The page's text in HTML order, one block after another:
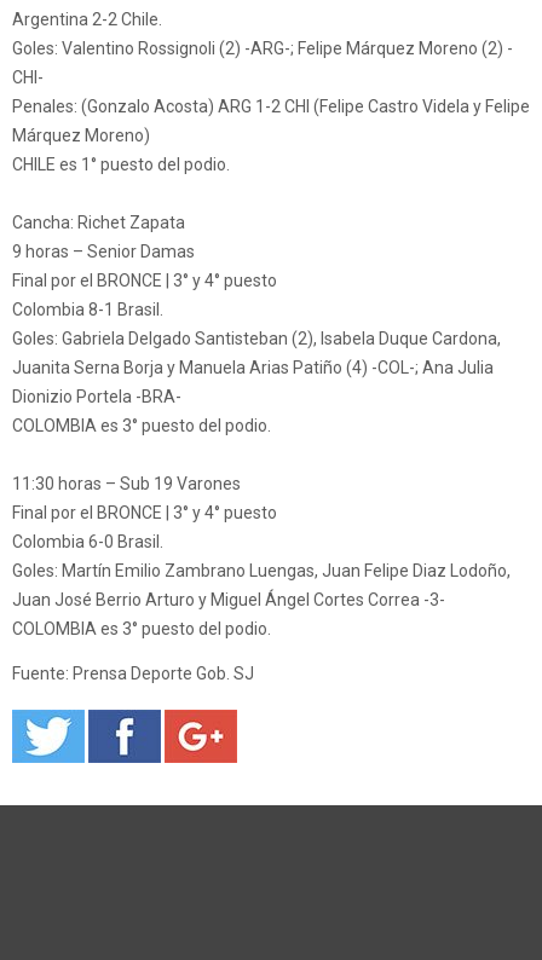
Argentina 2-2 Chile.
Goles: Valentino Rossignoli (2) -ARG-; Felipe Márquez Moreno (2) -
CHI-
Penales: (Gonzalo Acosta) ARG 1-2 CHI (Felipe Castro Videla y Felipe
Márquez Moreno)
CHILE es 1° puesto del podio.
Cancha: Richet Zapata
9 horas – Senior Damas
Final por el BRONCE | 3° y 4° puesto
Colombia 8-1 Brasil.
Goles: Gabriela Delgado Santisteban (2), Isabela Duque Cardona,
Juanita Serna Borja y Manuela Arias Patiño (4) -COL-; Ana Julia
Dionizio Portela -BRA-
COLOMBIA es 3° puesto del podio.
11:30 horas – Sub 19 Varones
Final por el BRONCE | 3° y 4° puesto
Colombia 6-0 Brasil.
Goles: Martín Emilio Zambrano Luengas, Juan Felipe Diaz Lodoño,
Juan José Berrio Arturo y Miguel Ángel Cortes Correa -3-
COLOMBIA es 3° puesto del podio.
Fuente: Prensa Deporte Gob. SJ